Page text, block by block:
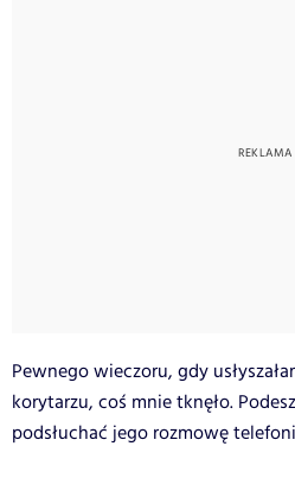
Pewnego wieczoru, gdy
korytarzu, coś mnie tknęło.
podsłuchać jego rozmowę